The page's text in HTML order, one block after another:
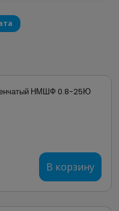
НМШФ 0.8-25Ю
В корзину